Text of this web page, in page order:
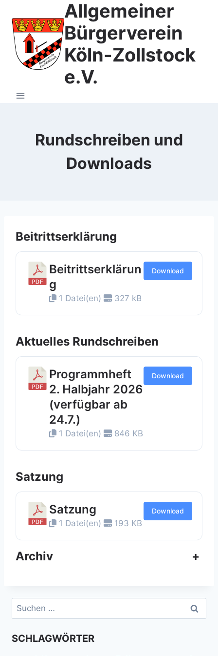
Inhalt
springen
Allgemeiner
Bürgerverein
Köln-Zollstock
e.V.
Rundschreiben und
Downloads
Beitrittserklärung
Beitrittserklärun
g
1 Datei(en) 327 kB
Download
Aktuelles Rundschreiben
Programmheft
2. Halbjahr 2026
(verfügbar ab
24.7.)
1 Datei(en) 846 KB
Download
Satzung
Satzung
1 Datei(en) 193 KB
Download
Archiv +
Suchen
nach:
SCHLAGWÖRTER